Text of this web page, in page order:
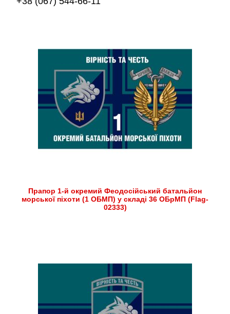
Прапор 1-й окремий Феодосійський батальйон
морської піхоти (1 ОБМП) у складі 36 ОБрМП (Flag-
02333)